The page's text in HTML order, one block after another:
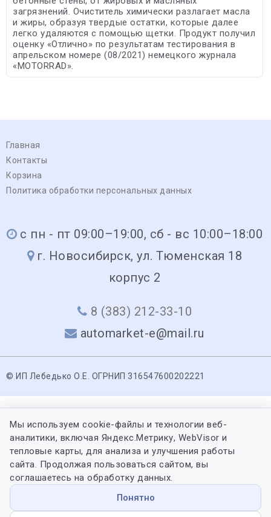
загрязнений. Очиститель химически разлагает масла
и жиры, образуя твердые остатки, которые далее
легко удаляются с помощью щетки. Продукт получил
оценку «Отлично» по результатам тестирования в
апрельском номере (08/2021) немецкого журнала
«MOTORRAD».
Главная
Контакты
Корзина
Политика обработки персональных данных
с пн - пт 09:00–19:00, сб - вс 10:00–18:00
г. Новосибирск, ул. Тюменская 18
корпус 2
8 (383) 212-33-10
automarket-e@mail.ru
© ИП Лебедько О.Е. ОГРНИП 316547600202221
Мы используем cookie-файлы и технологии веб-
аналитики, включая Яндекс.Метрику, WebVisor и
тепловые карты, для анализа и улучшения работы
сайта. Продолжая пользоваться сайтом, вы
соглашаетесь на обработку данных.
Понятно